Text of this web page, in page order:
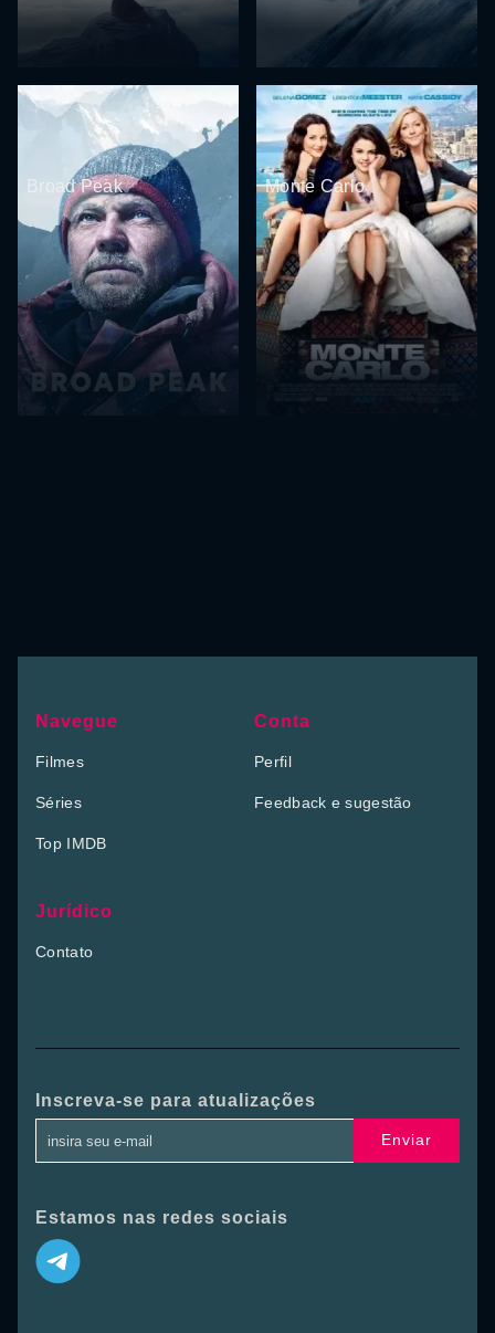
Broad Peak Monte Carlo
Navegue
Filmes
Séries
Top IMDB
Conta
Perfil
Feedback e sugestão
Jurídico
Contato
Inscreva-se para atualizações
Enviar
Estamos nas redes sociais